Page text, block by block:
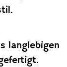
langlebigen